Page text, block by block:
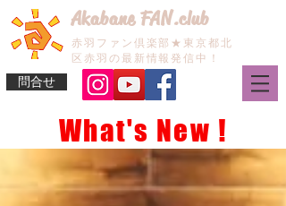
問合せ
Akabane FAN.club
赤羽ファン倶楽部★東京都北
区赤羽の最新情報発信中！
What's New !